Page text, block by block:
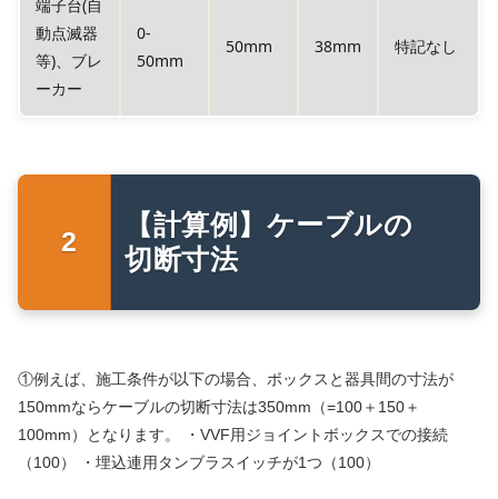
端子台(自
動点滅器
等)、ブレ
ーカー
0-
50mm
50mm 38mm 特記なし
【計算例】ケーブルの
切断寸法
①例えば、施工条件が以下の場合、ボックスと器具間の寸法が
150mmならケーブルの切断寸法は350mm（=100＋150＋
100mm）となります。 ・VVF用ジョイントボックスでの接続
（100） ・埋込連用タンブラスイッチが1つ（100）